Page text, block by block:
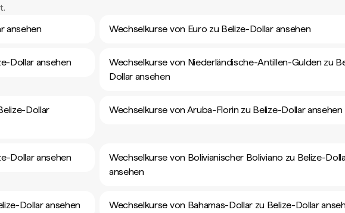
ansehen
Wechselkurse von Euro zu Belize-Dollar ansehen
Dollar ansehen
Wechselkurse von Niederländische-Antillen-Gulden zu
Dollar ansehen
Dollar
Wechselkurse von Aruba-Florin zu Belize-Dollar ansehen
Dollar ansehen
Wechselkurse von Bolivianischer Boliviano zu Belize-
ansehen
Dollar ansehen Wechselkurse von Bahamas-Dollar zu Belize-Dollar